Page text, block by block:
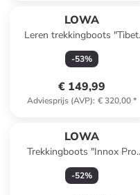
LOWA
Leren trekkingboots "Tibet
GTX" lichtbruin
-53%
€ 149,99
Adviesprijs (AVP): € 320,00*
LOWA
Trekkingboots "Innox Pro
GTX" grijs
-52%